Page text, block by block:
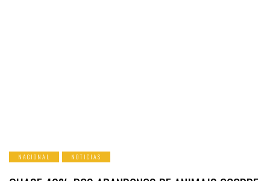
NACIONAL NOTICIAS